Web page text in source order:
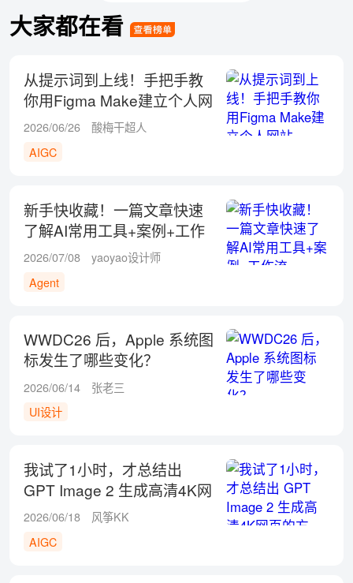
大家都在看
从提示词到上线！手把手教
你用Figma Make建立个人网
站
2026/06/26
酸梅干超人
AIGC
新手快收藏！一篇文章快速
了解AI常用工具+案例+工作
流
2026/07/08
yaoyao设计师
Agent
WWDC26 后，Apple 系统图
标发生了哪些变化？
2026/06/14
张老三
UI设计
我试了1小时，才总结出
GPT Image 2 生成高清4K网
页的方法！
2026/06/18
风筝KK
AIGC